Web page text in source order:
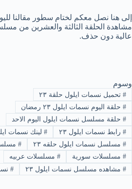
إلى هنا نصل معكم لختام سطور مقالنا
مشاهدة الحلقة الثالثة والعشرين من
عالية دون حذف.
وسوم
#تحميل نسمات ايلول حلقة ٢٣
#حلقة اليوم نسمات ايلول ٢٣ رمضان
#حلقة مسلسل نسمات ايلول اليوم الاحد
#رابط نسمات ايلول ٢٣ #لينك نسمات
#مسلسل نسمات ايلول حلقه ٢٣ #
#مسلسلات سورية #مسلسلات عربيه
#مشاهده مسلسل نسمات ايلول ٢٣ #